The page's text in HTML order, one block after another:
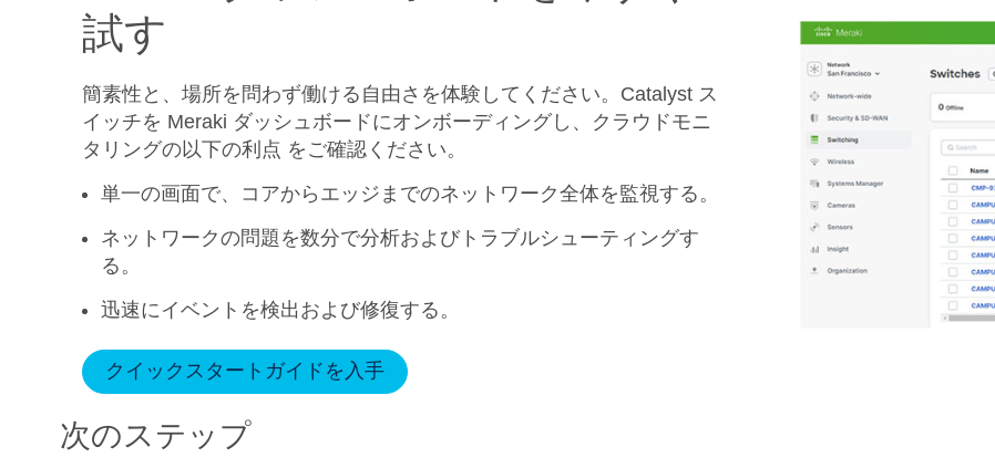
試す
簡素性と、場所を問わず働ける自由さを体験してください。Catalyst ス
イッチを Meraki ダッシュボードにオンボーディングし、クラウドモニ
タリングの以下の利点 をご確認ください。
単一の画面で、コアからエッジまでのネットワーク全体を監視する。
ネットワークの問題を数分で分析およびトラブルシューティングす
る。
迅速にイベントを検出および修復する。
クイックスタートガイドを入手
次のステップ